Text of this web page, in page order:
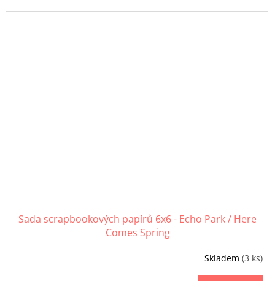
Sada scrapbookových papírů 6x6 - Echo Park / Here
Comes Spring
Skladem (3 ks)